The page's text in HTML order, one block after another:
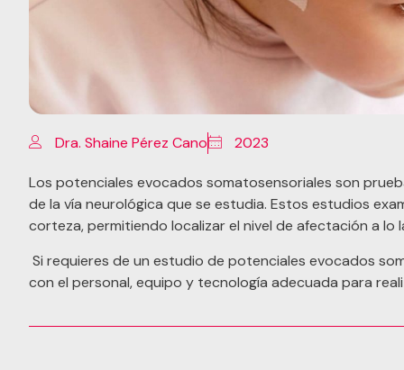
Dra. Shaine Pérez Cano 2023
Los potenciales evocados somatosensoriales son
de la vía neurológica que se estudia. Estos estudios
corteza, permitiendo localizar el nivel de afectación a lo
Si requieres de un estudio de potenciales evocados
con el personal, equipo y tecnología adecuada para